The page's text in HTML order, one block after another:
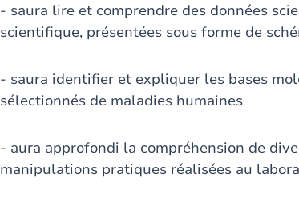
- saura lire et comprendre des données
scientifique, présentées sous forme de
- saura identifier et expliquer les bases
sélectionnés de maladies humaines
- aura approfondi la compréhension de
manipulations pratiques réalisées au